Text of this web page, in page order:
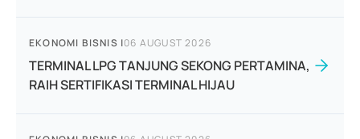
EKONOMI BISNIS |06 AUGUST 2026
TERMINAL LPG TANJUNG SEKONG PERTAMINA,
RAIH SERTIFIKASI TERMINAL HIJAU